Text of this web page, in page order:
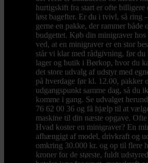
hurtigskift fra start er ofte billigere
løst bagefter. Er du i tvivl, så ring
gerne en pakke, der rammer både
budgettet. Køb din minigraver
ved, at en minigraver er en stor
står vi klar med rådgivning, før du
lager og butik i Børkop, hvor du
det store udvalg af udstyr med
på hverdage før kl. 12.00, pakker
udgangspunkt samme dag, så du
komme i gang. Se udvalget
76 62 00 36 og få hjælp til at
maskine til din næste opgave.
Hvad koster en minigraver? En
afhængigt af model, drivkraft og
omkring 30.000 kr. og op til flere
kroner for de største, fuldt